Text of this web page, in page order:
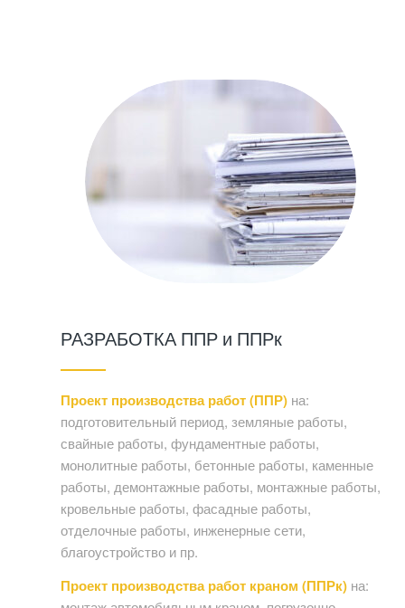
РАЗРАБОТКА ППР и ППРк
Проект производства работ (ППР) на:
подготовительный период, земляные работы,
свайные работы, фундаментные работы,
монолитные работы, бетонные работы, каменные
работы, демонтажные работы, монтажные работы,
кровельные работы, фасадные работы,
отделочные работы, инженерные сети,
благоустройство и пр.
Проект производства работ краном (ППРк) на: